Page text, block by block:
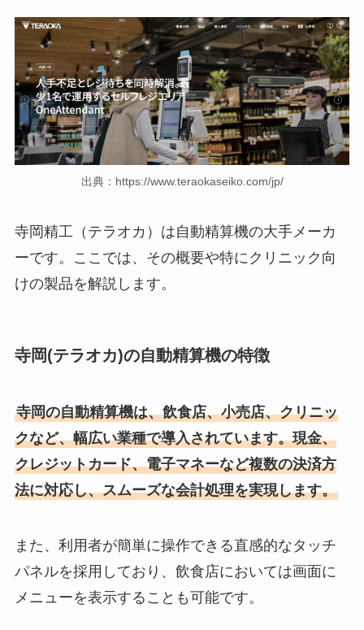
出典：https://www.teraokaseiko.com/jp/
寺岡精工（テラオカ）は自動精算機の大手メーカ
ーです。ここでは、その概要や特にクリニック向
けの製品を解説します。
寺岡(テラオカ)の自動精算機の特徴
寺岡の自動精算機は、飲食店、小売店、クリニッ
クなど、幅広い業種で導入されています。現金、
クレジットカード、電子マネーなど複数の決済方
法に対応し、スムーズな会計処理を実現します。
また、利用者が簡単に操作できる直感的なタッチ
パネルを採用しており、飲食店においては画面に
メニューを表示することも可能です。